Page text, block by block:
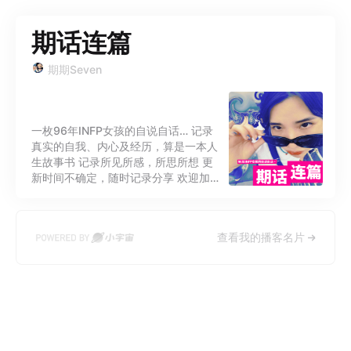
期话连篇
期期Seven
一枚96年INFP女孩的自说自话… 记录
真实的自我、内心及经历，算是一本人
生故事书 记录所见所感，所思所想 更
新时间不确定，随时记录分享 欢迎加入
查看我的播客名片